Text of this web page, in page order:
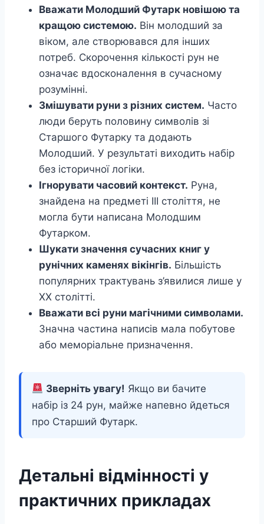
Вважати Молодший Футарк новішою та
кращою системою. Він молодший за
віком, але створювався для інших
потреб. Скорочення кількості рун не
означає вдосконалення в сучасному
розумінні.
Змішувати руни з різних систем. Часто
люди беруть половину символів зі
Старшого Футарку та додають
Молодший. У результаті виходить набір
без історичної логіки.
Ігнорувати часовий контекст. Руна,
знайдена на предметі III століття, не
могла бути написана Молодшим
Футарком.
Шукати значення сучасних книг у
рунічних каменях вікінгів. Більшість
популярних трактувань з’явилися лише у
XX столітті.
Вважати всі руни магічними символами.
Значна частина написів мала побутове
або меморіальне призначення.
Зверніть увагу! Якщо ви бачите
набір із 24 рун, майже напевно йдеться
про Старший Футарк.
Детальні відмінності у
практичних прикладах